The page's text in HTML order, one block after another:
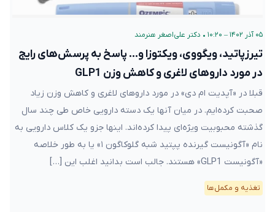
۰۵ آذر ۱۴۰۲ – ۱۰:۲۰ • دکتر علی‌اصغر هنرمند
تیرزپاتید، ویگووی، ویکتوزا و… پاسخ به پرسش‌های رایج
در مورد داروهای لاغری و کاهش وزن GLP1
قبلا در «آپدیت ام دی» در مورد داروهای لاغری و کاهش وزن زیاد
صحبت کرده‌ایم. در میان آنها یک دسته دارویی خاص طی چند سال
گذشته محبوبیت ویژه‌ای پیدا کرده‌اند. اینها جزو یک کلاس دارویی به
نام «آگونیست گیرنده پپتید شبه گلوکاگون ۱» یا به طور خلاصه
«آگونیست GLP1» هستند. جالب است بدانید اغلب این […]
تغذیه و مکمل‌ها